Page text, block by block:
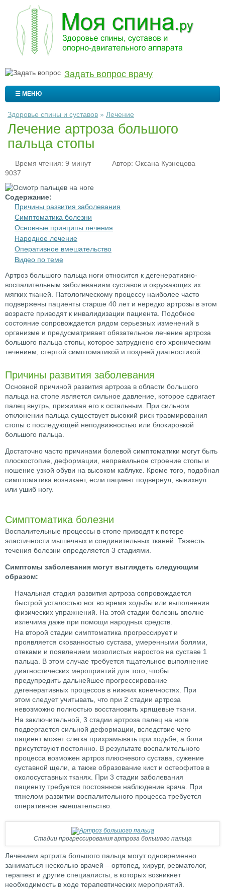
Задать вопрос врачу
☰ МЕНЮ
Здоровье спины и суставов » Лечение
Лечение артроза большого
пальца стопы
Время чтения: 9 минут Автор: Оксана Кузнецова
9037
Содержание:
Причины развития заболевания
Симптоматика болезни
Основные принципы лечения
Народное лечение
Оперативное вмешательство
Видео по теме
Артроз большого пальца ноги относится к дегенеративно-
воспалительным заболеваниям суставов и окружающих их
мягких тканей. Патологическому процессу наиболее часто
подвержены пациенты старше 40 лет и нередко артрозы в этом
возрасте приводят к инвалидизации пациента. Подобное
состояние сопровождается рядом серьезных изменений в
организме и предусматривает обязательное лечение артроза
большого пальца стопы, которое затруднено его хроническим
течением, стертой симптоматикой и поздней диагностикой.
Причины развития заболевания
Основной причиной развития артроза в области большого
пальца на стопе является сильное давление, которое сдвигает
палец внутрь, прижимая его к остальным. При сильном
отклонении пальца существует высокий риск травмирования
стопы с последующей неподвижностью или блокировкой
большого пальца.
Достаточно часто причинами болевой симптоматики могут быть
плоскостопие, деформации, неправильное строение стопы и
ношение узкой обуви на высоком каблуке. Кроме того, подобная
симптоматика возникает, если пациент подвернул, вывихнул
или ушиб ногу.
Симптоматика болезни
Воспалительные процессы в стопе приводят к потере
эластичности мышечных и соединительных тканей. Тяжесть
течения болезни определяется 3 стадиями.
Симптомы заболевания могут выглядеть следующим
образом:
Начальная стадия развития артроза сопровождается
быстрой усталостью ног во время ходьбы или выполнения
физических упражнений. На этой стадии болезнь вполне
излечима даже при помощи народных средств.
На второй стадии симптоматика прогрессирует и
проявляется скованностью сустава, умеренными болями,
отеками и появлением мозолистых наростов на суставе 1
пальца. В этом случае требуется тщательное выполнение
диагностических мероприятий для того, чтобы
предупредить дальнейшее прогрессирование
дегенеративных процессов в нижних конечностях. При
этом следует учитывать, что при 2 стадии артроза
невозможно полностью восстановить хрящевые ткани.
На заключительной, 3 стадии артроза палец на ноге
подвергается сильной деформации, вследствие чего
пациент может слегка прихрамывать при ходьбе, а боли
присутствуют постоянно. В результате воспалительного
процесса возможен артроз плюсневого сустава, сужение
суставной щели, а также образование кист и остеофитов в
околосуставных тканях. При 3 стадии заболевания
пациенту требуется постоянное наблюдение врача. При
тяжелом развитии воспалительного процесса требуется
оперативное вмешательство.
Стадии прогрессирования артроза большого пальца
Лечением артрита большого пальца могут одновременно
заниматься несколько врачей – ортопед, хирург, ревматолог,
терапевт и другие специалисты, в которых возникнет
необходимость в ходе терапевтических мероприятий.